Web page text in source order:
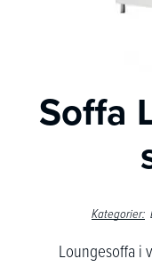
Soffa
Kategorier:
Loungesoffa i